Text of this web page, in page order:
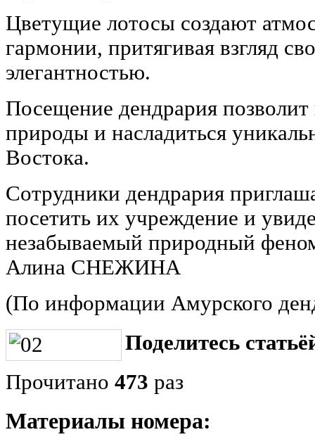
Цветущие лотосы создают
гармонии, притягивая взгляд
элегантностью.
Посещение дендрария
природы и насладиться
Востока.
Сотрудники дендрария
посетить их учреждение и
незабываемый природный
Алина СНЕЖИНА
(По информации Амурского
Поделитесь
Прочитано 473 раз
Материалы номера: